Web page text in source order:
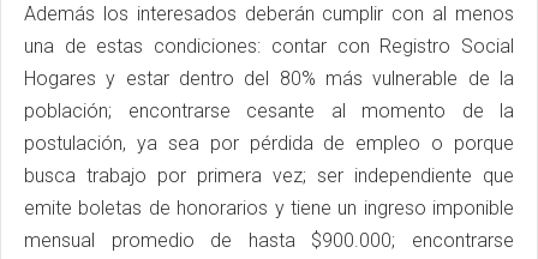
Además los interesados deberán cumplir con al menos
una de estas condiciones: contar con Registro Social
Hogares y estar dentro del 80% más vulnerable de la
población; encontrarse cesante al momento de la
postulación, ya sea por pérdida de empleo o porque
busca trabajo por primera vez; ser independiente que
emite boletas de honorarios y tiene un ingreso imponible
mensual promedio de hasta $900.000; encontrarse